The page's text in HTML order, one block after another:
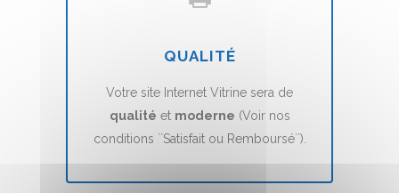
QUALITÉ
Votre site Internet Vitrine sera de
qualité et moderne (Voir nos
conditions ``Satisfait ou Remboursé``).